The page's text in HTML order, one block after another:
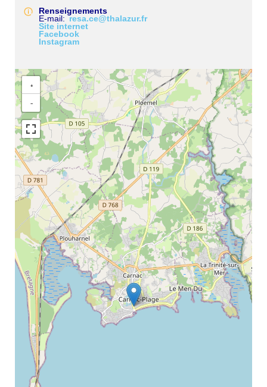
Renseignements
E-mail
resa.ce@thalazur.fr
Site internet
Facebook
Instagram
+
−